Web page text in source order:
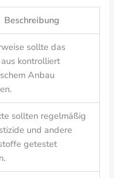
Beschreibung
sollte das
kontrolliert
Anbau
sollten regelmäßig
und andere
getestet